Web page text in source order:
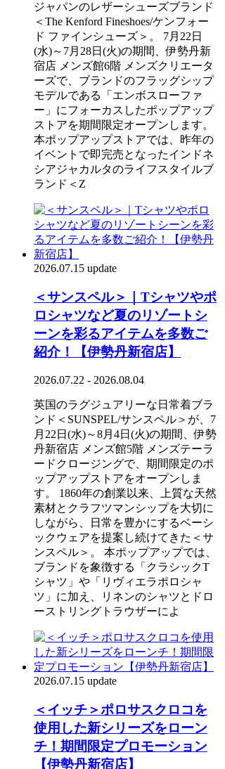
ジャパンのレザーシューズブランド
＜The Kenford Fineshoes/ケンフォー
ド ファインシューズ＞。 7月22日
(水)～7月28日(火)の期間、伊勢丹新
宿店 メンズ館6階 メンズクリエータ
ーズで、ブランドのフラッグシップ
モデルである「エンボスローファ
ー」にフォーカスしたポップアップ
ストアを期間限定オープンします。
本ポップアップストアでは、昨年の
イベントで即完売となったインドネ
シアジャカルタのライフスタイルブ
ランド＜Z
2026.07.15 update
＜サンスペル＞｜Tシャツやポ
ロシャツなど夏のリゾートシ
ーンを彩るアイテムを多数ご
紹介！【伊勢丹新宿店】
2026.07.22 - 2026.08.04
英国のラグジュアリーな日常着ブラ
ンド＜SUNSPEL/サンスペル＞が、7
月22日(水)～8月4日(火)の期間、伊勢
丹新宿店 メンズ館5階 メンズテーラ
ードクロージングで、期間限定のポ
ップアップストアをオープンしま
す。 1860年の創業以来、上質な天然
素材とクラフツマンシップを大切に
しながら、日常を豊かにするベーシ
ックウェアを提案し続けてきた＜サ
ンスペル＞。 本ポップアップでは、
ブランドを象徴する「クラシックT
シャツ」や「リヴィエラポロシャ
ツ」に加え、リネンのシャツとドロ
ーストリングトラウザーによ
2026.07.15 update
＜イッチ＞ポロサスクロコを
使用した新シリーズをローン
チ！期間限定プロモーション
【伊勢丹新宿店】